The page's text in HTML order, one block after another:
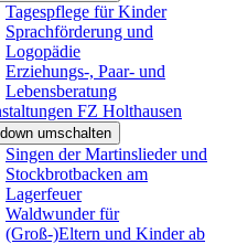
Tagespflege für Kinder
Sprachförderung und
Logopädie
Erziehungs-, Paar- und
Lebensberatung
FZ Holthausen
umschalten
Singen der Martinslieder und
Stockbrotbacken am
Lagerfeuer
Waldwunder für
(Groß-)Eltern und Kinder ab